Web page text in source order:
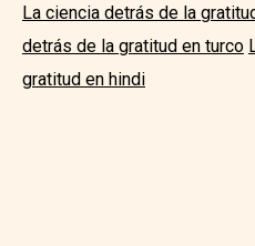
La ciencia detrás de la
detrás de la gratitud en turco
gratitud en hindi